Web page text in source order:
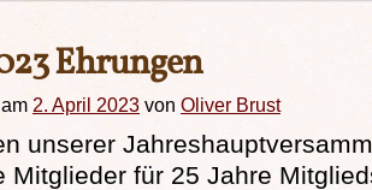
Ehrungen
2. April 2023 von Oliver Brust
unserer
Mitglieder für 25 Jahre